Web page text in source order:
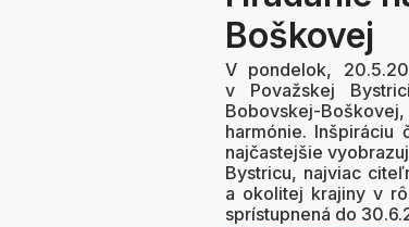
Boškovej
V pondelok,
v Považskej
Bobovskej-
harmónie.
najčastejšie
Bystricu, najviac
a okolitej krajiny v
sprístupnená do